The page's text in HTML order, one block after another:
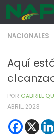
Skip to
NACIONALES
Aquí
POR GABRIEL
ABRIL, 2023